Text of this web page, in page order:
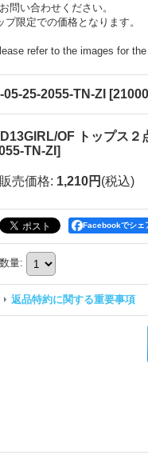
問い合わせください。
限定での価格となります。
refer to the images for
25-2055-TN-ZI [
OF トップス２
TN-ZI ]
販売価格: 1,210円 (税込)
Facebookでシェ
数量:
返品特約に関する重要事項